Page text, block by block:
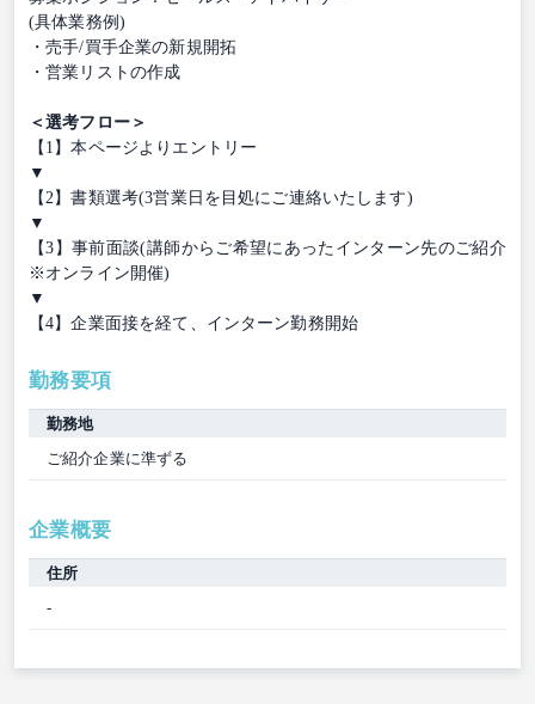
(具体業務例)
・売手/買手企業の新規開拓
・営業リストの作成
＜選考フロー＞
【1】本ページよりエントリー
▼
【2】書類選考(3営業日を目処にご連絡いたします)
▼
【3】事前面談(講師からご希望にあったインターン先のご紹介
※オンライン開催)
▼
【4】企業面接を経て、インターン勤務開始
勤務要項
勤務地
ご紹介企業に準ずる
企業概要
住所
-